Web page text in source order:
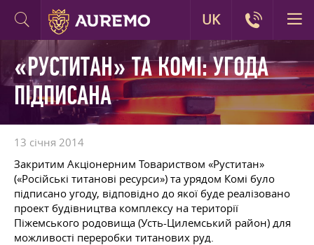
«РУСТИТАН» ТА КОМІ: УГОДА
ПІДПИСАНА
13 січня 2014
Закритим Акціонерним Товариством «Руститан»
(«Російські титанові ресурси») та урядом Комі було
підписано угоду, відповідно до якої буде реалізовано
проект будівництва комплексу на території
Піжемського родовища (Усть-Цилемський район) для
можливості переробки титанових руд.
UK